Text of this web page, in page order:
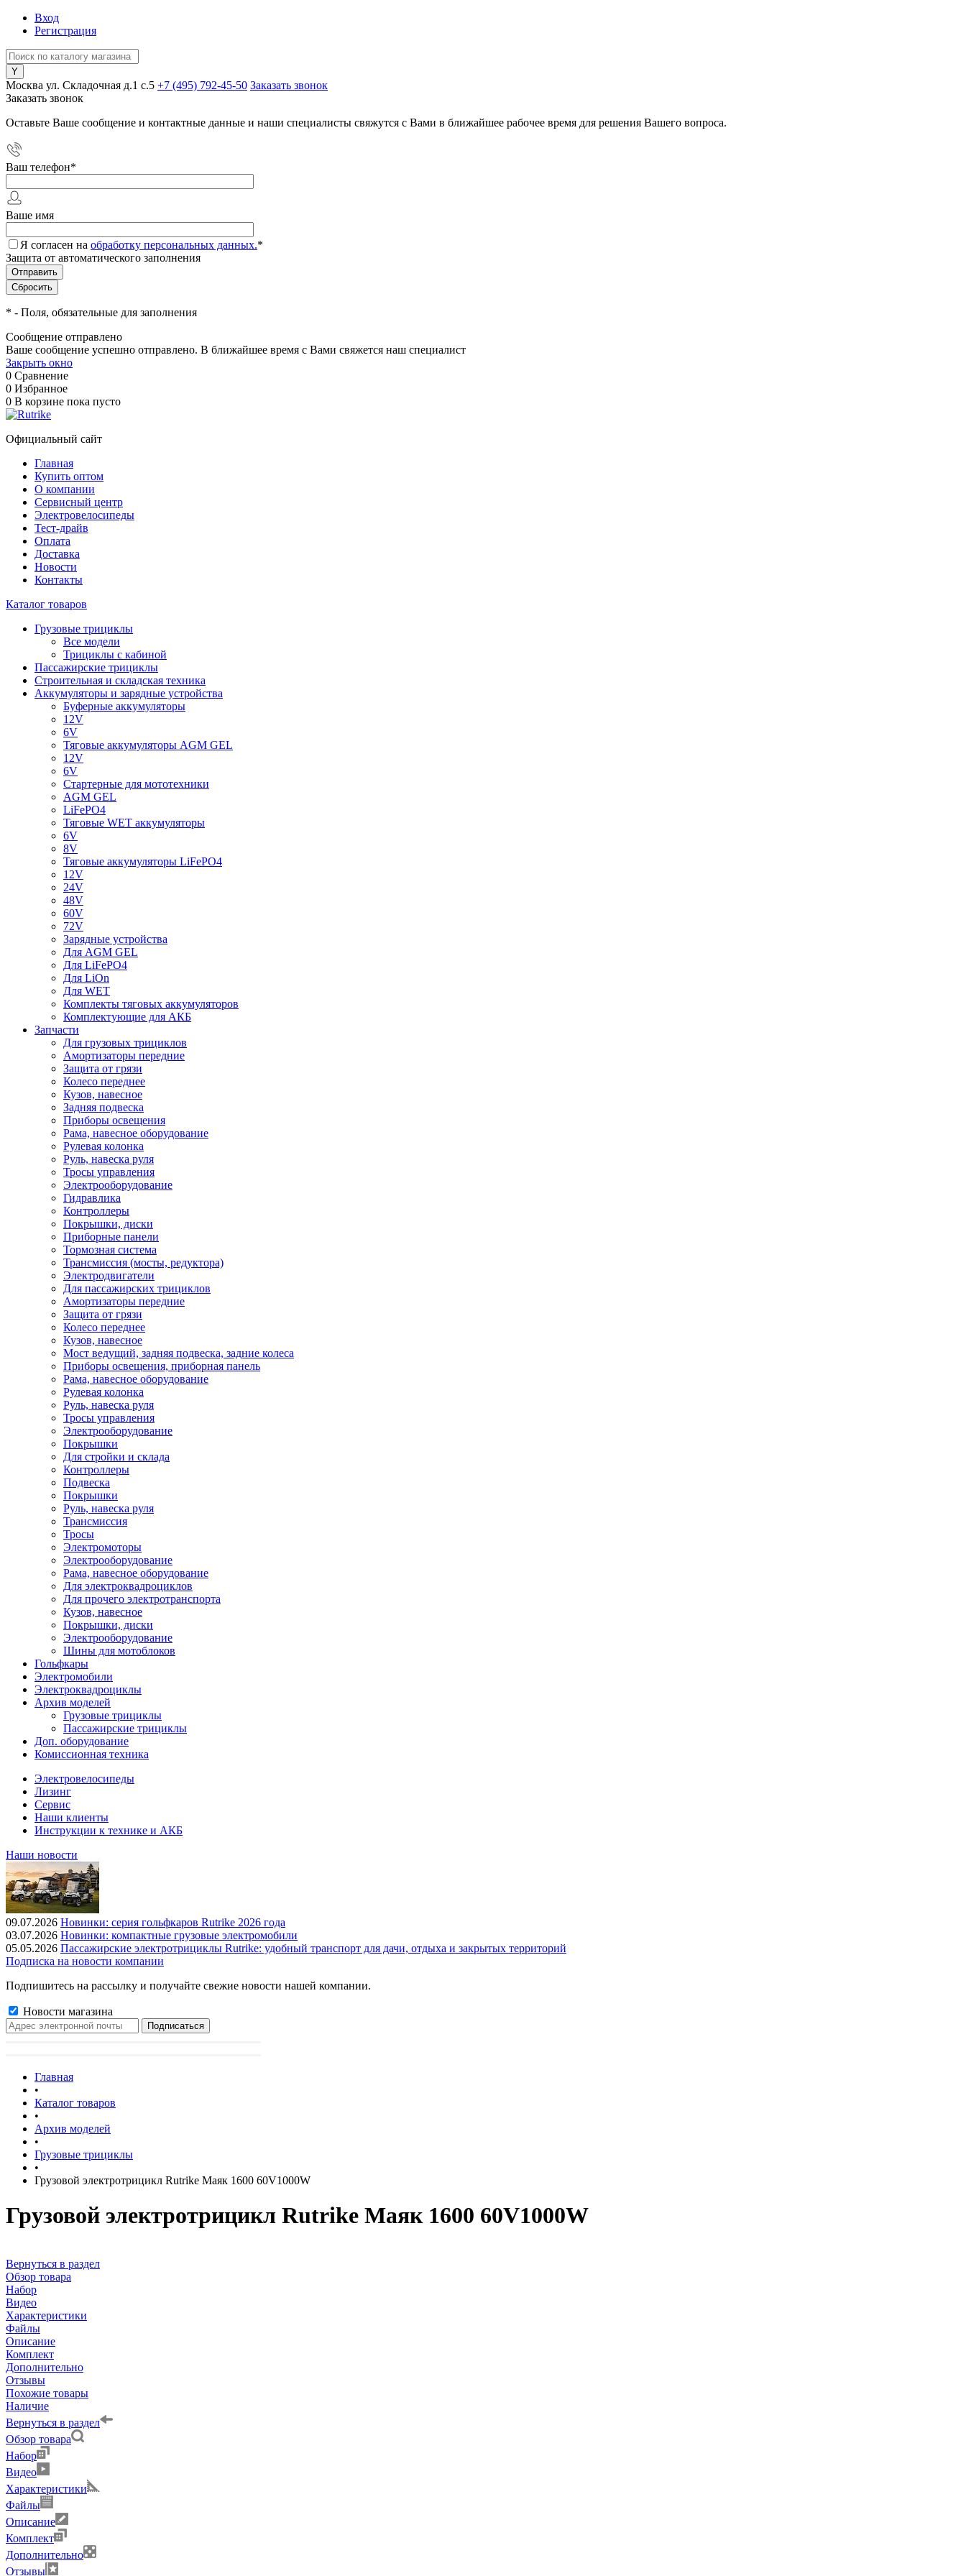
Вход
Регистрация
Москва ул. Складочная д.1 c.5 +7 (495) 792-45-50 Заказать звонок
Заказать звонок
Оставьте Ваше сообщение и контактные данные и наши специалисты свяжутся с Вами в ближайшее рабочее время для решения Вашего вопроса.
Ваш телефон*
Ваше имя
Я согласен на обработку персональных данных.*
Защита от автоматического заполнения
* - Поля, обязательные для заполнения
Сообщение отправлено
Ваше сообщение успешно отправлено. В ближайшее время с Вами свяжется наш специалист
Закрыть окно
0 Сравнение
0 Избранное
0 В корзине пока пусто
Официальный сайт
Главная
Купить оптом
О компании
Сервисный центр
Электровелосипеды
Тест-драйв
Оплата
Доставка
Новости
Контакты
Каталог товаров
Грузовые трициклы
Все модели
Трициклы с кабиной
Пассажирские трициклы
Строительная и складская техника
Аккумуляторы и зарядные устройства
Буферные аккумуляторы
12V
6V
Тяговые аккумуляторы AGM GEL
12V
6V
Стартерные для мототехники
AGM GEL
LiFePO4
Тяговые WET аккумуляторы
6V
8V
Тяговые аккумуляторы LiFePO4
12V
24V
48V
60V
72V
Зарядные устройства
Для AGM GEL
Для LiFePO4
Для LiOn
Для WET
Комплекты тяговых аккумуляторов
Комплектующие для АКБ
Запчасти
Для грузовых трициклов
Амортизаторы передние
Защита от грязи
Колесо переднее
Кузов, навесное
Задняя подвеска
Приборы освещения
Рама, навесное оборудование
Рулевая колонка
Руль, навеска руля
Тросы управления
Электрооборудование
Гидравлика
Контроллеры
Покрышки, диски
Приборные панели
Тормозная система
Трансмиссия (мосты, редуктора)
Электродвигатели
Для пассажирских трициклов
Амортизаторы передние
Защита от грязи
Колесо переднее
Кузов, навесное
Мост ведущий, задняя подвеска, задние колеса
Приборы освещения, приборная панель
Рама, навесное оборудование
Рулевая колонка
Руль, навеска руля
Тросы управления
Электрооборудование
Покрышки
Для стройки и склада
Контроллеры
Подвеска
Покрышки
Руль, навеска руля
Трансмиссия
Тросы
Электромоторы
Электрооборудование
Рама, навесное оборудование
Для электроквадроциклов
Для прочего электротранспорта
Кузов, навесное
Покрышки, диски
Электрооборудование
Шины для мотоблоков
Гольфкары
Электромобили
Электроквадроциклы
Архив моделей
Грузовые трициклы
Пассажирские трициклы
Доп. оборудование
Комиссионная техника
Электровелосипеды
Лизинг
Сервис
Наши клиенты
Инструкции к технике и АКБ
Наши новости
09.07.2026 Новинки: серия гольфкаров Rutrike 2026 года
03.07.2026 Новинки: компактные грузовые электромобили
05.05.2026 Пассажирские электротрициклы Rutrike: удобный транспорт для дачи, отдыха и закрытых территорий
Подписка на новости компании
Подпишитесь на рассылку и получайте свежие новости нашей компании.
Новости магазина
Главная
•
Каталог товаров
•
Архив моделей
•
Грузовые трициклы
•
Грузовой электротрицикл Rutrike Маяк 1600 60V1000W
Грузовой электротрицикл Rutrike Маяк 1600 60V1000W
Вернуться в раздел
Обзор товара
Набор
Видео
Характеристики
Файлы
Описание
Комплект
Дополнительно
Отзывы
Похожие товары
Наличие
Вернуться в раздел
Обзор товара
Набор
Видео
Характеристики
Файлы
Описание
Комплект
Дополнительно
Отзывы